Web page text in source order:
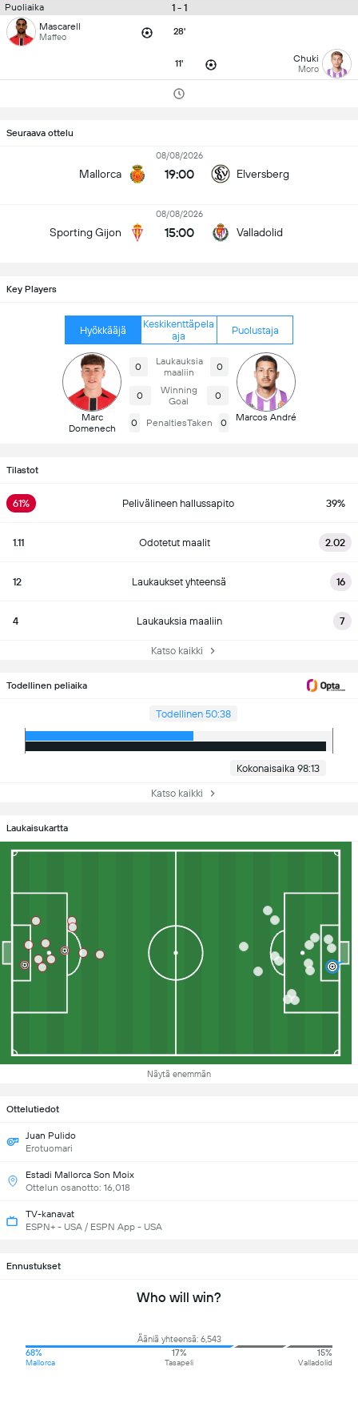
Puoliaika 1 - 1
Mascarell
Maffeo 28'
11' Chuki
Moro
Seuraava ottelu
Mallorca
08/08/2026
19:00 Elversberg
Sporting Gijon
08/08/2026
15:00 Valladolid
Key Players
Hyökkääjä
Keskikenttäpela
aja
Puolustaja
Marc
Domenech
0
Laukauksia
maaliin
0
0
Winning
Goal
0
0 PenaltiesTaken 0 Marcos André
Tilastot
61% Pelivälineen hallussapito 39%
1.11 Odotetut maalit 2.02
12 Laukaukset yhteensä 16
4 Laukauksia maaliin 7
Katso kaikki
Todellinen peliaika
Todellinen 50:38
Kokonaisaika 98:13
Katso kaikki
Laukaisukartta
Näytä enemmän
Ottelutiedot
Juan Pulido
Erotuomari
Estadi Mallorca Son Moix
Ottelun osanotto: 16,018
TV-kanavat
ESPN+ - USA / ESPN App - USA
Ennustukset
Who will win?
Ääniä yhteensä: 6,543
68%
Mallorca
17%
Tasapeli
15%
Valladolid